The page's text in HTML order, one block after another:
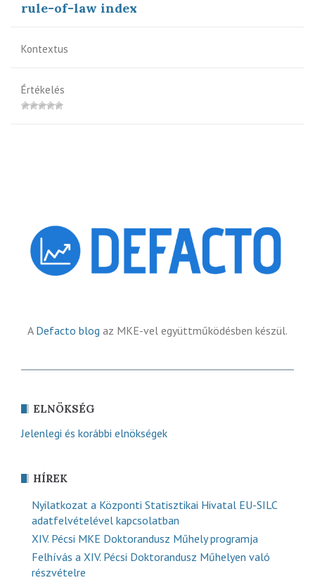
rule-of-law index
Kontextus
Értékelés
A Defacto blog az MKE-vel együttműködésben készül.
ELNÖKSÉG
Jelenlegi és korábbi elnökségek
HÍREK
Nyilatkozat a Központi Statisztikai Hivatal EU-SILC
adatfelvételével kapcsolatban
XIV. Pécsi MKE Doktorandusz Műhely programja
Felhívás a XIV. Pécsi Doktorandusz Műhelyen való
részvételre